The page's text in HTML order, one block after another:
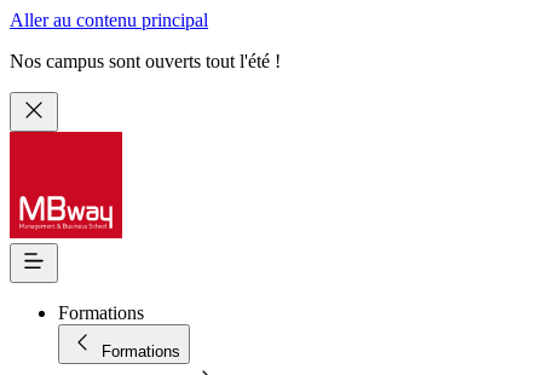
Aller au contenu principal
Nos campus sont ouverts tout l'été !
Formations
Formations